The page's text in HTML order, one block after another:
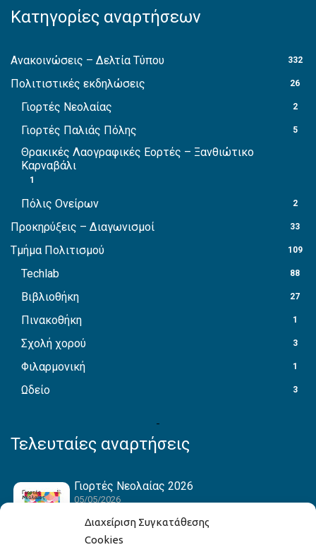
Διαχείριση Συγκατάθεσης
Cookies
Κατηγορίες αναρτήσεων
Ανακοινώσεις – Δελτία Τύπου 332
Πολιτιστικές εκδηλώσεις 26
Γιορτές Νεολαίας 2
Γιορτές Παλιάς Πόλης 5
Θρακικές Λαογραφικές Εορτές – Ξανθιώτικο
Καρναβάλι
1
Πόλις Ονείρων 2
Προκηρύξεις – Διαγωνισμοί 33
Τμήμα Πολιτισμού 109
Techlab 88
Βιβλιοθήκη 27
Πινακοθήκη 1
Σχολή χορού 3
Φιλαρμονική 1
Ωδείο 3
Τελευταίες αναρτήσεις
Γιορτές Νεολαίας 2026
05/05/2026